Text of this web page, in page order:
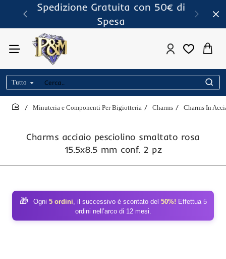
Spedizione Gratuita con 50€ di
Spesa
Tutto
Cerca..
Charms acciaio pesciolino smaltato rosa
15.5x8.5 mm conf. 2 pz
Minuteria e Componenti Per Bigiotteria Charms Charms In
🎁 Ogni 5 ordini, il successivo è scontato del 50%! Effettua 5
ordini nell’arco di 12 mesi.